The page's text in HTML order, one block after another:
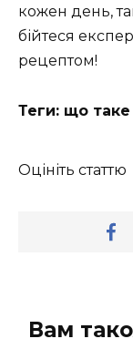
кожен день,
бійтеся
рецептом!
Теги: що
Оцініть статтю
Вам